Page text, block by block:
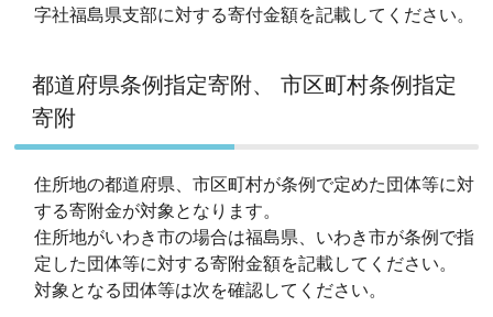
字社福島県支部に対する寄付金額を記載してください。
都道府県条例指定寄附、 市区町村条例指定
寄附
住所地の都道府県、市区町村が条例で定めた団体等に対
する寄附金が対象となります。
住所地がいわき市の場合は福島県、いわき市が条例で指
定した団体等に対する寄附金額を記載してください。
対象となる団体等は次を確認してください。